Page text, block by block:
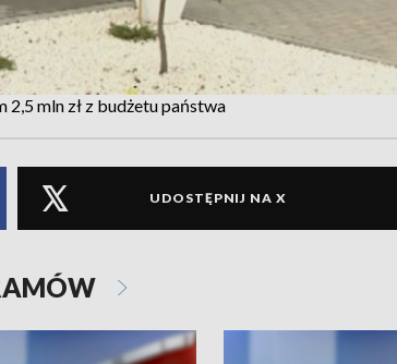
mln zł z budżetu państwa
UDOSTĘPNIJ NA X